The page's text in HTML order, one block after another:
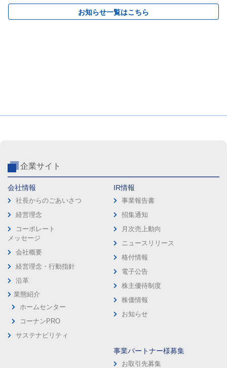
お知らせ一覧はこちら
企業サイト
会社情報
社長からのごあいさつ
経営理念
コーポレート
メッセージ
会社概要
経営理念・行動指針
沿革
業態紹介
ホームセンター
コーナンPRO
サステナビリティ
IR情報
事業報告書
招集通知
月次売上動向
ニュースリリース
格付情報
電子公告
株主優待制度
株価情報
お知らせ
事業パートナー様募集
お取引先募集